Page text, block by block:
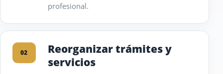
profesional.
02
Reorganizar trámites y
servicios